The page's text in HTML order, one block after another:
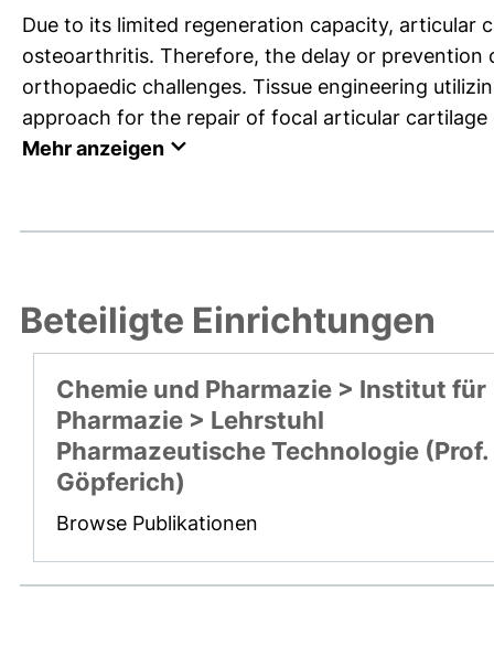
Due to its limited regeneration capacity, articular
osteoarthritis. Therefore, the delay or
orthopaedic challenges. Tissue engineering
approach for the repair of focal articular
Mehr anzeigen
Beteiligte Einrichtungen
Chemie und Pharmazie > Institut für
Pharmazie > Lehrstuhl
Pharmazeutische Technologie (Prof.
Göpferich)
Browse Publikationen